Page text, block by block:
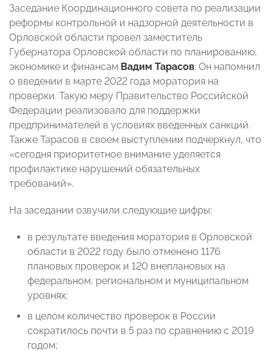
Заседание Координационного совета по реализации
реформы контрольной и надзорной деятельности в
Орловской области провел заместитель
Губернатора Орловской области по планированию,
экономике и финансам Вадим Тарасов. Он напомнил
о введении в марте 2022 года моратория на
проверки. Такую меру Правительство Российской
Федерации реализовало для поддержки
предпринимателей в условиях введенных санкций.
Также Тарасов в своем выступлении подчеркнул, что
«сегодня приоритетное внимание уделяется
профилактике нарушений обязательных
требований».
На заседании озвучили следующие цифры:
в результате введения моратория в Орловской
области в 2022 году было отменено 1176
плановых проверок и 120 внеплановых на
федеральном, региональном и муниципальном
уровнях;
в целом количество проверок в России
сократилось почти в 5 раз по сравнению с 2019
годом;